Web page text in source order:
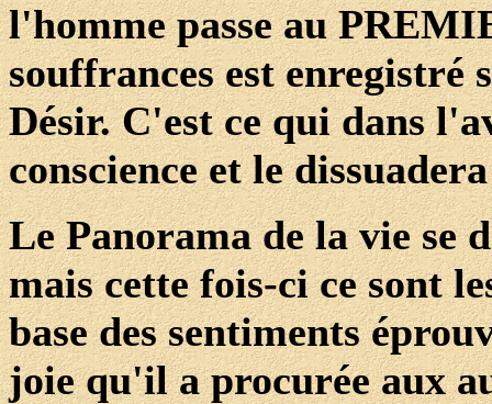
l'homme passe au
souffrances est enregistré
Désir. C'est ce qui dans
conscience et le
Le Panorama de la vie se
mais cette fois-ci ce sont
base des sentiments
joie qu'il a procurée aux